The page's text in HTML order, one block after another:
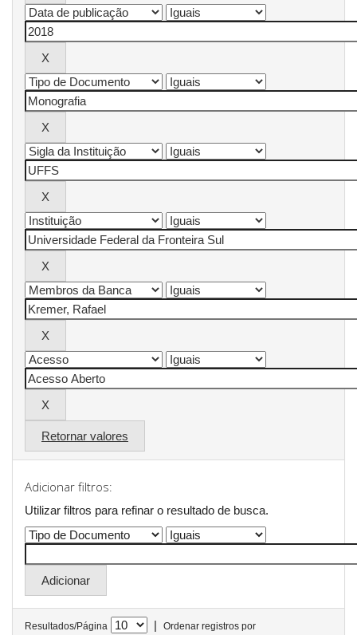
Retornar valores
Adicionar filtros:
Utilizar filtros para refinar o resultado de busca.
Resultados/Página |
Ordenar registros por